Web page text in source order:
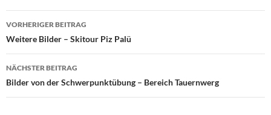
Beitragsnavigation
VORHERIGER BEITRAG
Weitere Bilder – Skitour Piz Palü
NÄCHSTER BEITRAG
Bilder von der Schwerpunktübung – Bereich Tauernwerg